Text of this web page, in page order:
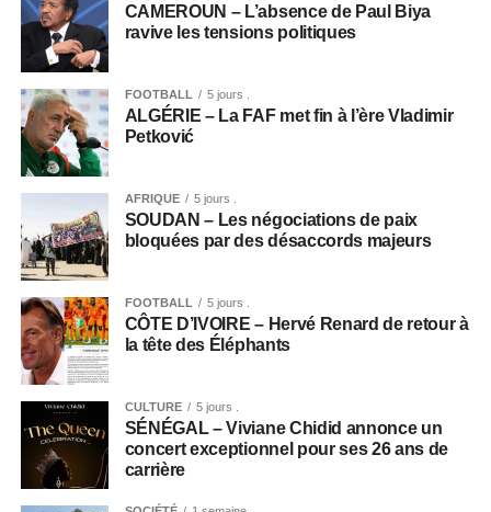
CAMEROUN – L’absence de Paul Biya
ravive les tensions politiques
FOOTBALL 5 jours .
ALGÉRIE – La FAF met fin à l’ère Vladimir
Petković
AFRIQUE 5 jours .
SOUDAN – Les négociations de paix
bloquées par des désaccords majeurs
FOOTBALL 5 jours .
CÔTE D’IVOIRE – Hervé Renard de retour à
la tête des Éléphants
CULTURE 5 jours .
SÉNÉGAL – Viviane Chidid annonce un
concert exceptionnel pour ses 26 ans de
carrière